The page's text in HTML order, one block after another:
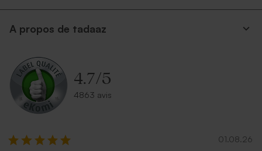
A propos de tadaaz
4.7/5
4863 avis
01.08.26